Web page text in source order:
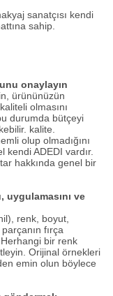
sanatçısı kendi
sahip.
onaylayın
ürününüzün
olmasını
durumda bütçeyi
kalite.
olup olmadığını
kendi ADEDI vardır.
hakkında genel bir
ve
renk, boyut,
fırça
Herhangi bir renk
Orijinal örnekleri
emin olun böylece